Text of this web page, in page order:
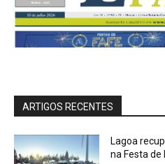
ARTIGOS RECENTES
Lagoa
na Festa de